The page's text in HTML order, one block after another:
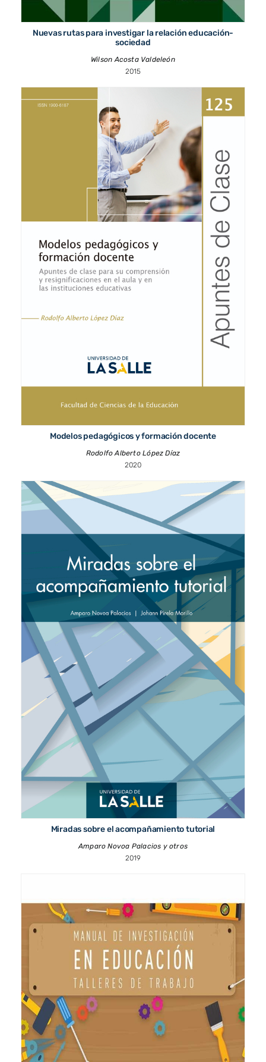
Nuevas rutas para investigar la relación educación-
sociedad
Wilson Acosta Valdeleón
2015
Modelos pedagógicos y formación docente
Rodolfo Alberto López Díaz
2020
Miradas sobre el acompañamiento tutorial
Amparo Novoa Palacios y otros
2019